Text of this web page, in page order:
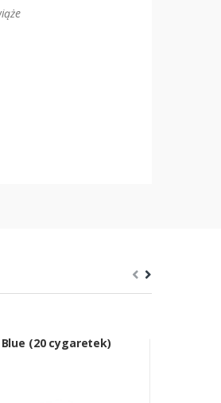
(20 cygaretek)